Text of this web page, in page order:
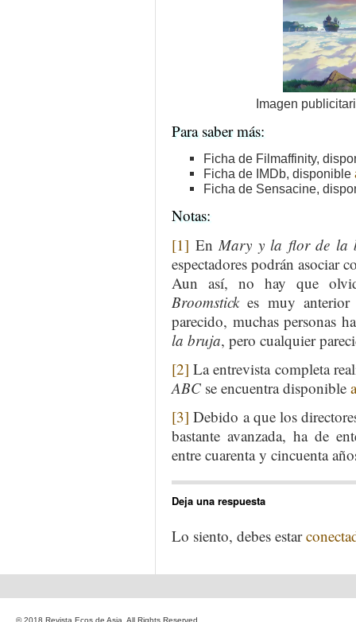
Imagen
Para saber más:
Ficha de Filmaffinity,
Ficha de IMDb, disponible
Ficha de Sensacine,
Notas:
[1] EnMary y la flor de la
espectadores podrán asociar
Aun así, no hay que
Broomstickes muy anterior
parecido, muchas personas
la bruja, pero cualquier
[2] La entrevista completa
ABC se encuentra disponible
[3] Debido a que los
bastante avanzada, ha de
entre cuarenta y cincuenta
Deja una respuesta
Lo siento, debes estar
© 2018 Revista Ecos de Asia. All Rights Reserved.